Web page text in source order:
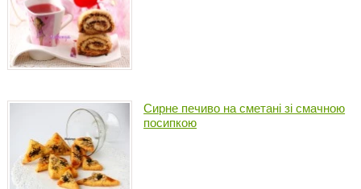
Сирне печиво на сметані зі смачною
посипкою